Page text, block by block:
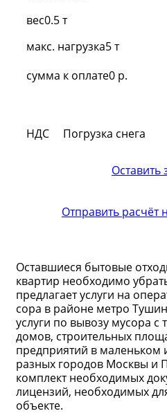
вес0.5 т
макс. нагрузка5 т
сумма к оплате0 р.
Оставить
Отправить расчёт
НДС Погрузка снега
Оставшиеся бытовые
квартир необходимо
предлагает услуги на
сора в районе метро
услуги по вывозу мусора с
домов, строительных
предприятий в
разных городов Москвы и
комплект необходимых
лицензий, необходимых
объекте.